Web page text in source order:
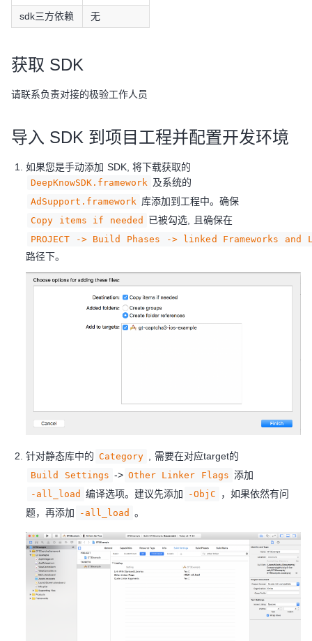
sdk三方依赖
无
获取 SDK
请联系负责对接的极验工作人员
导入 SDK 到项目工程并配置开发环境
如果您是手动添加 SDK, 将下载获取的
DeepKnowSDK.framework 及系统的
AdSupport.framework 库添加到工程中。确保
Copy items if needed 已被勾选, 且确保在
PROJECT -> Build Phases -> linked Frameworks
路径下。
针对静态库中的 Category , 需要在对应target的
Build Settings -> Other Linker Flags 添加
-all_load 编译选项。建议先添加 -ObjC
，如果依然有问
题，再添加
-all_load 。